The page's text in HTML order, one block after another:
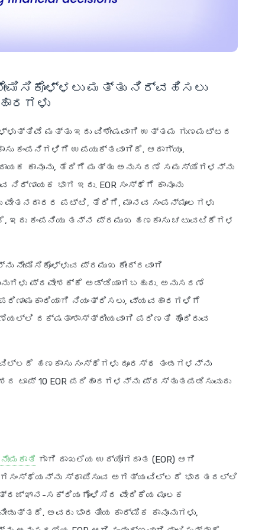
ಮತ್ತು ನಿರ್ವಹಿಸಲು
ಮತ್ತು ಇದು ವಿಶೇಷವಾಗಿ ಉತ್ತಮ ಗುಣಮಟ್ಟದ
ಕಂಪನಿಗಳಿಗೆ ಉಪಯುಕ್ತವಾಗಿದೆ. ಆದಾಗ್ಯೂ,
ಕಾನೂನು, ತೆರಿಗೆ ಮತ್ತು ಅನುಸರಣೆ ಸಮಸ್ಯೆಗಳನ್ನು
ಭಾಗ ಇದು. EOR ಸಂಸ್ಥೆಗೆ ಕಾನೂನು
ಪಟ್ಟಿ, ತೆರಿಗೆ, ಮಾನವ ಸಂಪನ್ಮೂಲಗಳು
ಇದು ಕಂಪನಿಯು ತನ್ನ ಪ್ರಮುಖ ಹಣಕಾಸು ಚಟುವಟಿಕೆಗಳ
ನೇಮಿಸಿಕೊಳ್ಳುವ ಪ್ರಮುಖ ಕೇಂದ್ರವಾಗಿ
ಪ್ರವೇಶಕ್ಕೆ ಅಡ್ಡಿಯಾಗಬಹುದು. ಅನುಸರಣೆ
ನಿಯಂತ್ರಿಸಲು, ವ್ಯವಹಾರಗಳಿಗೆ
ದಕ್ಷತಾಶಾಸ್ತ್ರೀಯವಾಗಿ ಪರಿಣತಿ ಹೊಂದಿರುವ
ಹಣಕಾಸು ಸಂಸ್ಥೆಗಳು ದೂರಸ್ಥ ತಂಡಗಳನ್ನು
ಟಾಪ್ 10 EOR ಪರಿಹಾರಗಳನ್ನು ಪ್ರಸ್ತುತಪಡಿಸುವುದು
ಗಾಗಿ ದಾಖಲೆಯ ಉದ್ಯೋಗದಾತ (EOR) ಆಗಿ
ಸ್ಥಾಪಿಸುವ ಅಗತ್ಯವಿಲ್ಲದೆ ಭಾರತದಲ್ಲಿ
ಸಕ್ರಿಯಗೊಳಿಸಿದ ವೇದಿಕೆಯ ಮೂಲಕ
ಅವರು ಭಾರತೀಯ ಕಾರ್ಮಿಕ ಕಾನೂನುಗಳು,